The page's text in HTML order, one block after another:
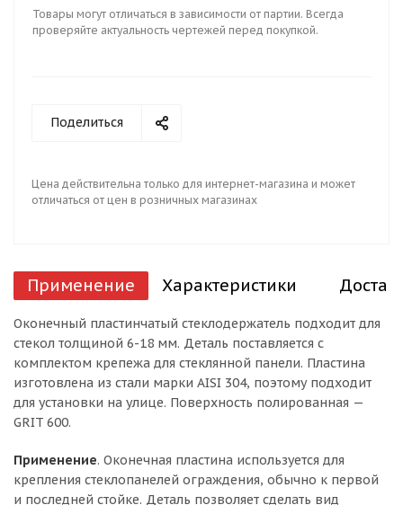
Товары могут отличаться в зависимости от партии. Всегда
проверяйте актуальность чертежей перед покупкой.
Поделиться
Цена действительна только для интернет-магазина и может
отличаться от цен в розничных магазинах
Применение Характеристики
Оконечный пластинчатый стеклодержатель подходит для
стекол толщиной 6-18 мм. Деталь поставляется с
комплектом крепежа для стеклянной панели. Пластина
изготовлена из стали марки AISI 304, поэтому подходит
для установки на улице. Поверхность полированная —
GRIT 600.
Применение. Оконечная пластина используется для
крепления стеклопанелей ограждения, обычно к первой
и последней стойке. Деталь позволяет сделать вид